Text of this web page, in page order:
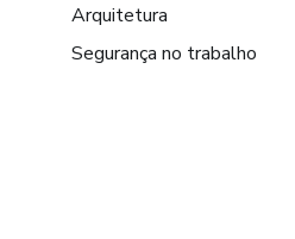
Arquitetura
Segurança no trabalho